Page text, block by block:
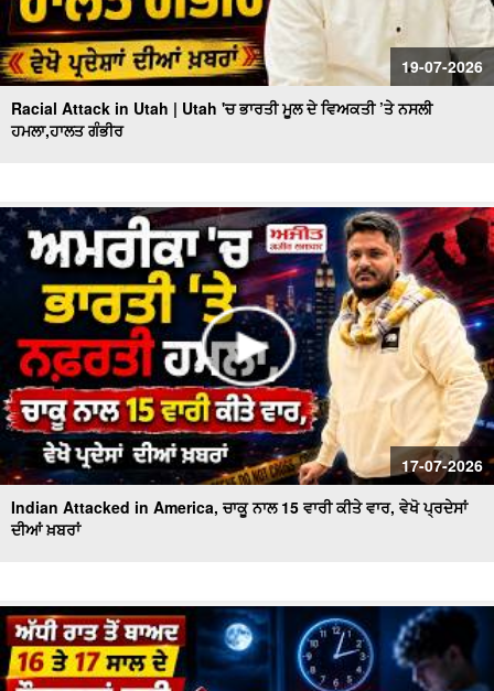
19-07-2026
Racial Attack in Utah | Utah 'ਚ ਭਾਰਤੀ ਮੂਲ ਦੇ ਵਿਅਕਤੀ ’ਤੇ ਨਸਲੀ
ਹਮਲਾ,ਹਾਲਤ ਗੰਭੀਰ
17-07-2026
Indian Attacked in America, ਚਾਕੂ ਨਾਲ 15 ਵਾਰੀ ਕੀਤੇ ਵਾਰ, ਵੇਖੋ ਪ੍ਰਦੇਸਾਂ
ਦੀਆਂ ਖ਼ਬਰਾਂ